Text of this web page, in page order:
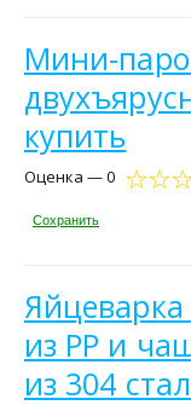
Мини-
купить
Оценка — 0
Сохранить
из PP и
из 304